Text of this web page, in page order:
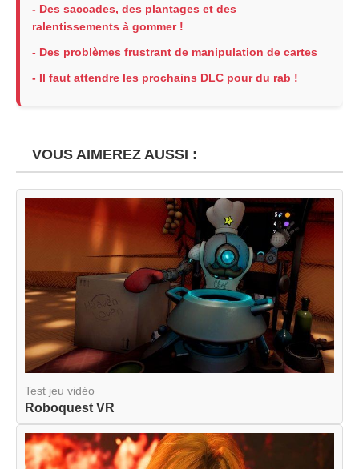
- Des saccades, des plantages et des
ralentissements à gommer !
- Des problèmes frustrant de manipulation de cartes
- Il faut attendre les prochains DLC pour du rab !
VOUS AIMEREZ AUSSI :
Test jeu vidéo
Roboquest VR